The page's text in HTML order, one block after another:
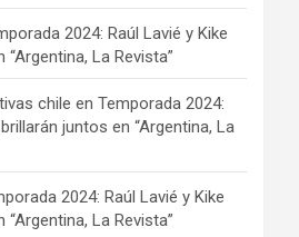
2024: Raúl Lavié y Kike
La Revista”
chile enTemporada 2024:
juntos en “Argentina, La
2024: Raúl Lavié y Kike
La Revista”